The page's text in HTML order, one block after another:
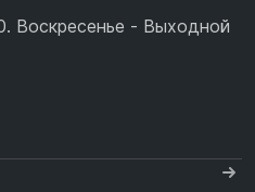
Воскресенье - Выходной